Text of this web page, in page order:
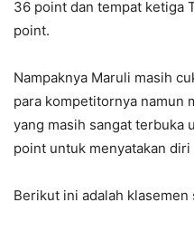
36 point dan tempat ketiga
point.
Nampaknya Maruli masih
para kompetitornya namun
yang masih sangat terbuka
point untuk menyatakan
Berikut ini adalah